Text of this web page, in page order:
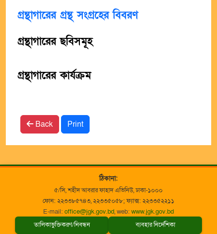
গ্রন্থাগারের গ্রন্থ সংগ্রহের বিবরণ
গ্রন্থাগারের ছবিসমূহ
গ্রন্থাগারের কার্যক্রম
Back Print
তালিকাভুক্তিকরণ/নিবন্ধন ব্যবহার নির্দেশিকা
ঠিকানা:
৫/সি, শহীদ আবরার ফাহাদ এভিনিউ, ঢাকা-১০০০
ফোন: ২২৩৩৮৫৭৪৩, ২২৩৩৫০৫৮; ফ্যাক্স: ২২৩৩৫২২১১
E-mail: office@jgk.gov.bd, web: www.jgk.gov.bd